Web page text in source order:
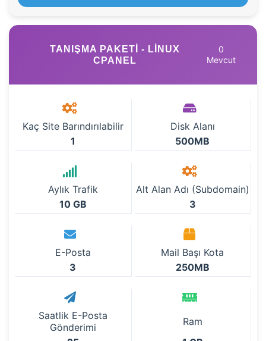
TANIŞMA PAKETI - LINUX
CPANEL
0
Mevcut
Kaç Site Barındırılabilir
1
Disk Alanı
500MB
Aylık Trafik
10 GB
Alt Alan Adı (Subdomain)
3
E-Posta
3
Mail Başı Kota
250MB
Saatlik E-Posta
Gönderimi
Ram